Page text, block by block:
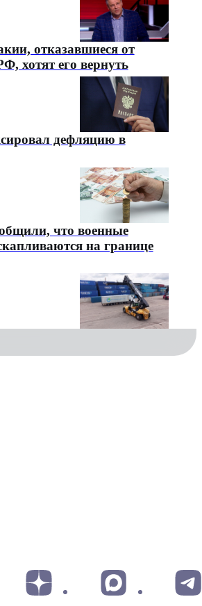
отказавшиеся от
хотят его вернуть
дефляцию в
что военные
на границе